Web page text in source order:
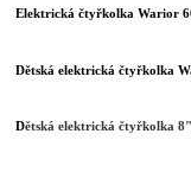
Elektrická čtyřkolka Warior
Dětská elektrická čtyřkolka
Dětská elektrická čtyřkolka